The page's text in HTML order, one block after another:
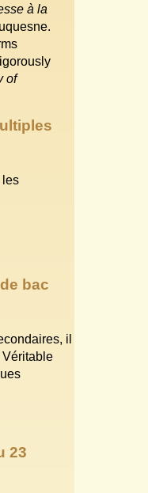
à la
of
les
bac
il
Véritable
23